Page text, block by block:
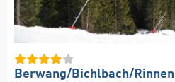
Berwang/​Bichlbach/​Rinnen